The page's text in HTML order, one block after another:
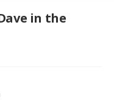
in the